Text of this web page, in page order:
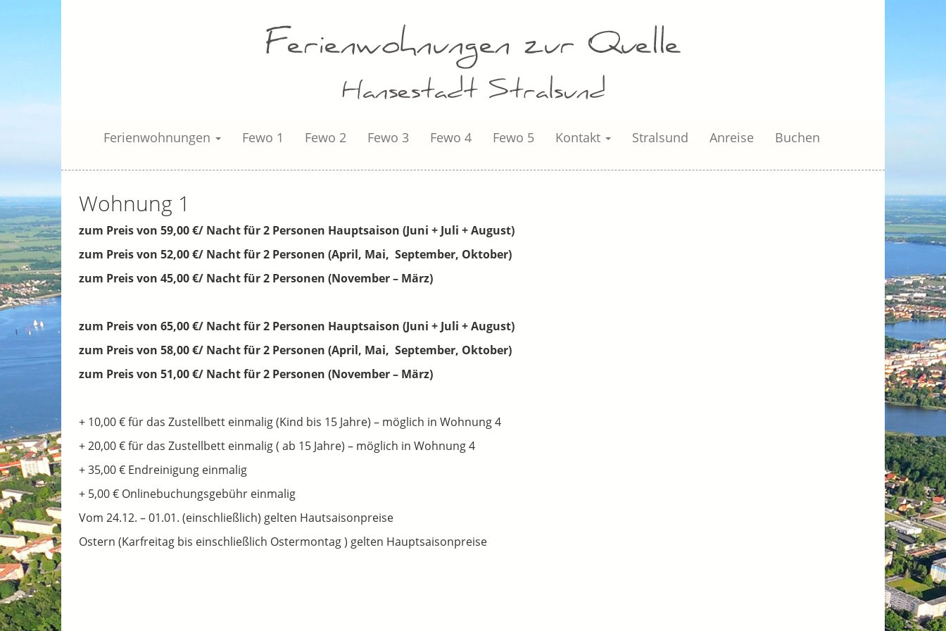
Ferienwohnungen Fewo 1 Fewo 2 Fewo 3 Fewo 4 Fewo 5 Kontakt Stralsund Anreise Buchen
Wohnung 1
zum Preis von 59,00 €/ Nacht für 2 Personen Hauptsaison (Juni + Juli + August)
zum Preis von 52,00 €/ Nacht für 2 Personen (April, Mai, September, Oktober)
zum Preis von 45,00 €/ Nacht für 2 Personen (November – März)
zum Preis von 65,00 €/ Nacht für 2 Personen Hauptsaison (Juni + Juli + August)
zum Preis von 58,00 €/ Nacht für 2 Personen (April, Mai, September, Oktober)
zum Preis von 51,00 €/ Nacht für 2 Personen (November – März)
+ 10,00 € für das Zustellbett einmalig (Kind bis 15 Jahre) – möglich in Wohnung 4
+ 20,00 € für das Zustellbett einmalig ( ab 15 Jahre) – möglich in Wohnung 4
+ 35,00 € Endreinigung einmalig
+ 5,00 € Onlinebuchungsgebühr einmalig
Vom 24.12. – 01.01. (einschließlich) gelten Hautsaisonpreise
Ostern (Karfreitag bis einschließlich Ostermontag ) gelten Hauptsaisonpreise